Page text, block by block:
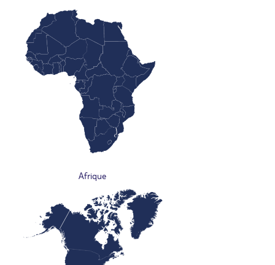
Afrique